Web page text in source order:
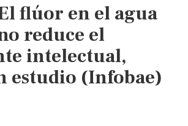
flúor en el agua
reduce el
intelectual,
estudio (Infobae)